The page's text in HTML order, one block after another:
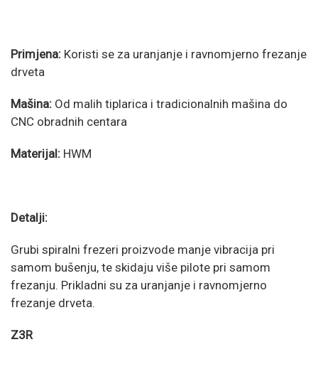
Primjena: Koristi se za uranjanje i ravnomjerno frezanje
drveta
Mašina: Od malih tiplarica i tradicionalnih mašina do
CNC obradnih centara
Materijal: HWM
Detalji:
Grubi spiralni frezeri proizvode manje vibracija pri
samom bušenju, te skidaju više pilote pri samom
frezanju. Prikladni su za uranjanje i ravnomjerno
frezanje drveta.
Z3R